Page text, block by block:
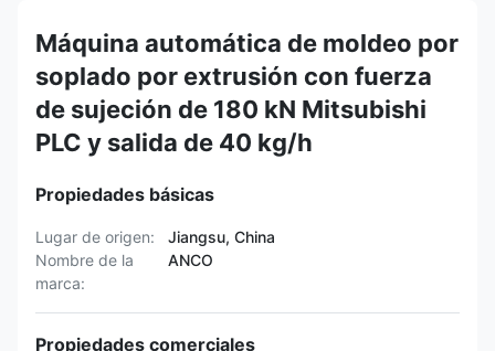
Máquina automática de moldeo por
soplado por extrusión con fuerza
de sujeción de 180 kN Mitsubishi
PLC y salida de 40 kg/h
Propiedades básicas
Lugar de origen:
Jiangsu, China
Nombre de la
marca:
ANCO
Propiedades comerciales